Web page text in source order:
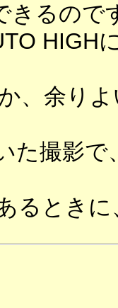
きるので
HIGH
、余り
た撮影
るとき